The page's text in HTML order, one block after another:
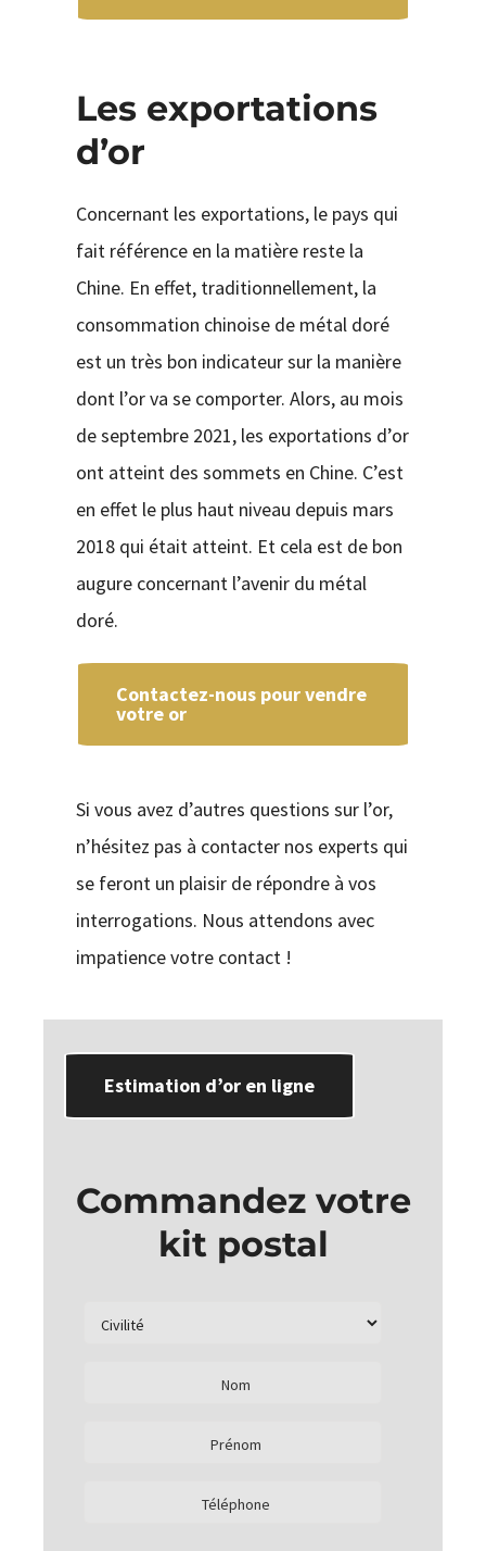
Les exportations
d’or
Concernant les exportations, le pays qui
fait référence en la matière reste la
Chine. En effet, traditionnellement, la
consommation chinoise de métal doré
est un très bon indicateur sur la manière
dont l’or va se comporter. Alors, au mois
de septembre 2021, les exportations d’or
ont atteint des sommets en Chine. C’est
en effet le plus haut niveau depuis mars
2018 qui était atteint. Et cela est de bon
augure concernant l’avenir du métal
doré.
Contactez-nous pour vendre
votre or
Si vous avez d’autres questions sur l’or,
n’hésitez pas à contacter nos experts qui
se feront un plaisir de répondre à vos
interrogations. Nous attendons avec
impatience votre contact !
Estimation d’or en ligne
Commandez votre
kit postal